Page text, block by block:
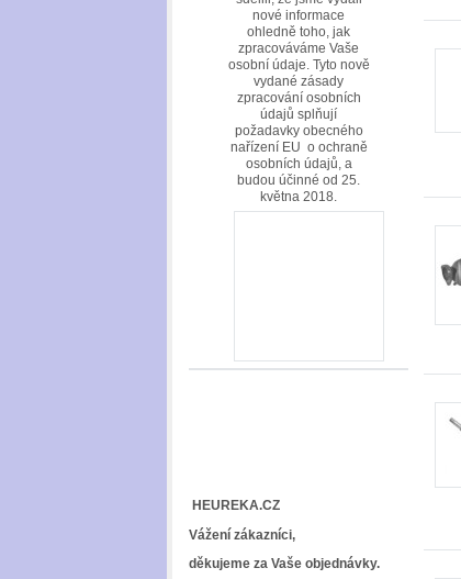
nové informace
ohledně toho, jak
zpracováváme Vaše
osobní údaje. Tyto nově
vydané zásady
zpracování osobních
údajů splňují
požadavky obecného
nařízení EU o ochraně
osobních údajů, a
budou účinné od 25.
května 2018.
HEUREKA.CZ
Vážení zákazníci,
děkujeme za Vaše objednávky.